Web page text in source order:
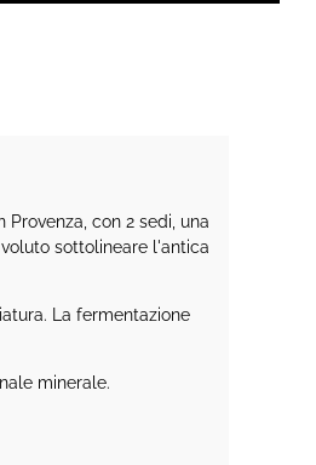
con 2 sedi, una
sottolineare l'antica
La fermentazione
minerale.